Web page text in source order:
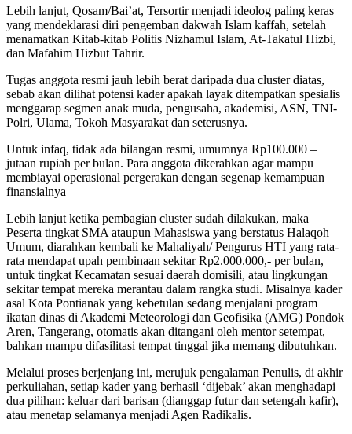
Lebih lanjut, Qosam/Bai’at, Tersortir menjadi ideolog paling keras
yang mendeklarasi diri pengemban dakwah Islam kaffah, setelah
menamatkan Kitab-kitab Politis Nizhamul Islam, At-Takatul Hizbi,
dan Mafahim Hizbut Tahrir.
Tugas anggota resmi jauh lebih berat daripada dua cluster diatas,
sebab akan dilihat potensi kader apakah layak ditempatkan spesialis
menggarap segmen anak muda, pengusaha, akademisi, ASN, TNI-
Polri, Ulama, Tokoh Masyarakat dan seterusnya.
Untuk infaq, tidak ada bilangan resmi, umumnya Rp100.000 –
jutaan rupiah per bulan. Para anggota dikerahkan agar mampu
membiayai operasional pergerakan dengan segenap kemampuan
finansialnya
Lebih lanjut ketika pembagian cluster sudah dilakukan, maka
Peserta tingkat SMA ataupun Mahasiswa yang berstatus Halaqoh
Umum, diarahkan kembali ke Mahaliyah/ Pengurus HTI yang rata-
rata mendapat upah pembinaan sekitar Rp2.000.000,- per bulan,
untuk tingkat Kecamatan sesuai daerah domisili, atau lingkungan
sekitar tempat mereka merantau dalam rangka studi. Misalnya kader
asal Kota Pontianak yang kebetulan sedang menjalani program
ikatan dinas di Akademi Meteorologi dan Geofisika (AMG) Pondok
Aren, Tangerang, otomatis akan ditangani oleh mentor setempat,
bahkan mampu difasilitasi tempat tinggal jika memang dibutuhkan.
Melalui proses berjenjang ini, merujuk pengalaman Penulis, di akhir
perkuliahan, setiap kader yang berhasil ‘dijebak’ akan menghadapi
dua pilihan: keluar dari barisan (dianggap futur dan setengah kafir),
atau menetap selamanya menjadi Agen Radikalis.